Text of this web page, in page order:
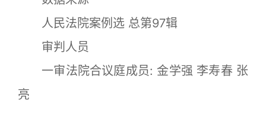
人民法院案例选 总第97辑
审判人员
一审法院合议庭成员: 金学强 李寿春 张
亮